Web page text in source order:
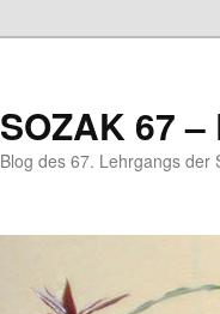
SOZAK 67
Blog des 67. Lehrgangs der